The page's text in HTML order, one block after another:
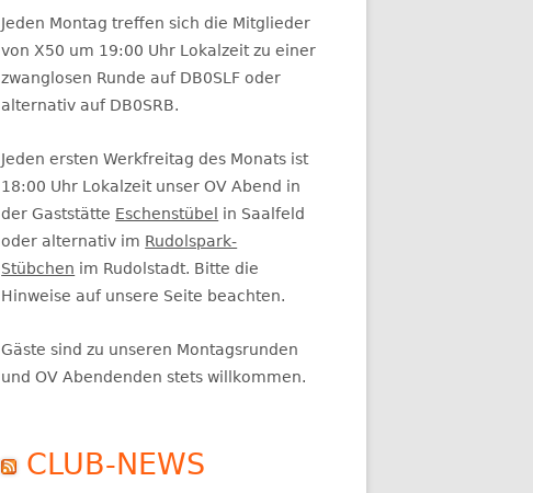
Seitenleiste
Jeden Montag treffen sich die Mitglieder
von X50 um 19:00 Uhr Lokalzeit zu einer
zwanglosen Runde auf DB0SLF oder
alternativ auf DB0SRB.
Jeden ersten Werkfreitag des Monats ist
18:00 Uhr Lokalzeit unser OV Abend in
der Gaststätte Eschenstübel
in Saalfeld
oder alternativ im Rudolspark-
Stübchen im Rudolstadt. Bitte die
Hinweise auf unsere Seite beachten.
Gäste sind zu unseren Montagsrunden
und OV Abendenden stets willkommen.
CLUB-NEWS